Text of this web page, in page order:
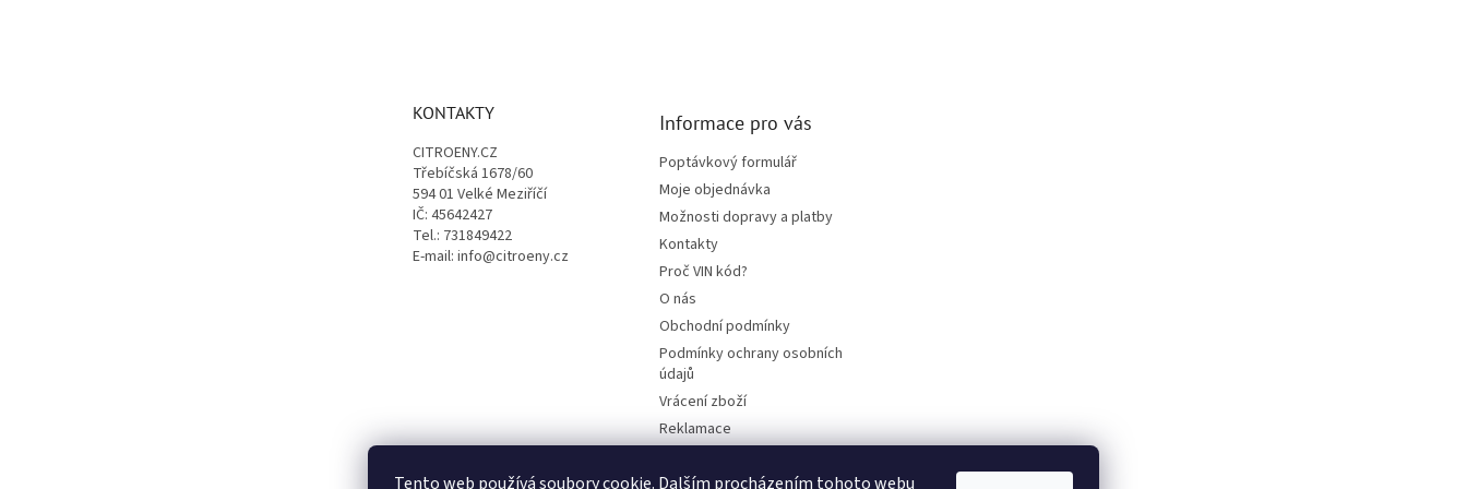
Tento web používá soubory cookie. Dalším procházením tohoto webu
KONTAKTY
CITROENY.CZ
Třebíčská 1678/60
594 01 Velké Meziříčí
IČ: 45642427
Tel.: 731849422
E-mail: info@citroeny.cz
Informace pro vás
Poptávkový formulář
Moje objednávka
Možnosti dopravy a platby
Kontakty
Proč VIN kód?
O nás
Obchodní podmínky
Podmínky ochrany osobních
údajů
Vrácení zboží
Reklamace
BLOG